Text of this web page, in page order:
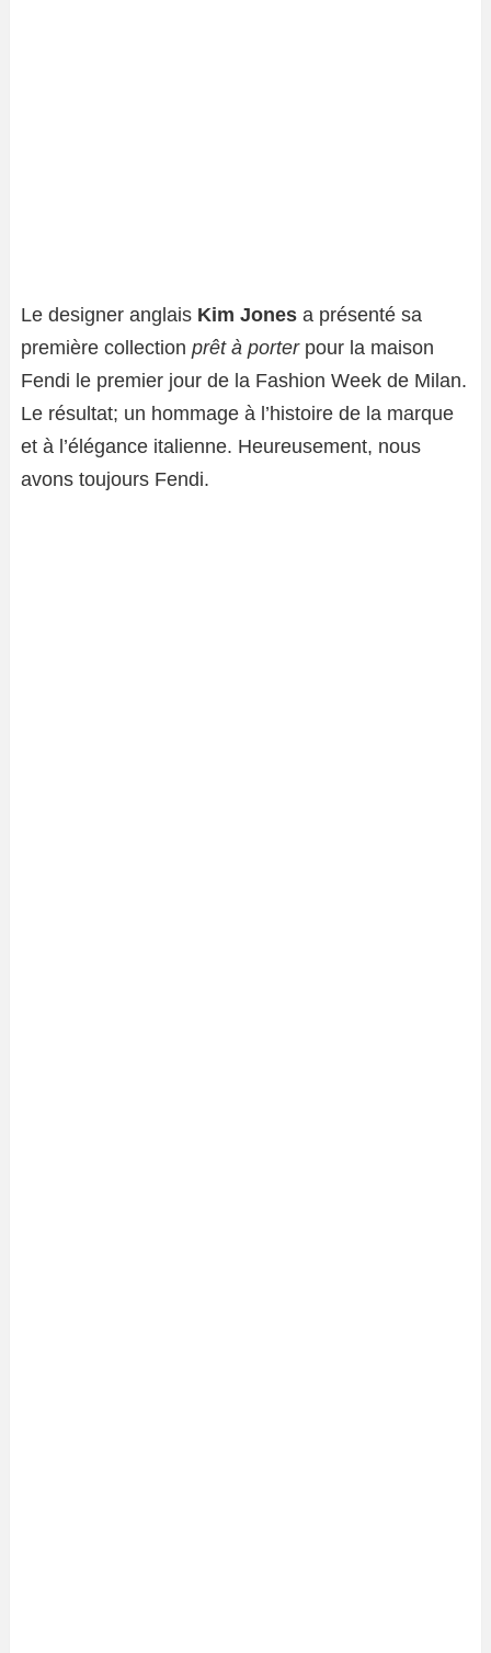
Le designer anglais Kim Jones a présenté sa
première collection prêt à porterpour la maison
Fendi le premier jour de la Fashion Week de Milan.
Le résultat; un hommage à l’histoire de la marque
et à l’élégance italienne. Heureusement, nous
avons toujours Fendi.